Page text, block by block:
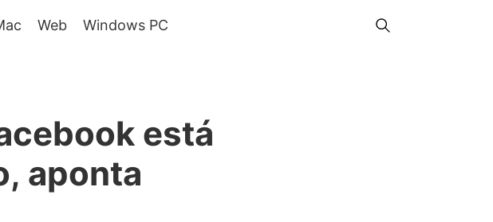
Web Windows PC
está
aponta